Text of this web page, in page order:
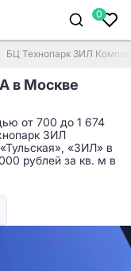
0
БЦ Технопарк ЗИЛ
в Москве
от 700 до 1 674
ЗИЛ
«ЗИЛ» в
рублей за кв. м в